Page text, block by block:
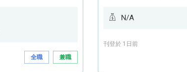
全職 兼職
N/A
刊登於 1日前